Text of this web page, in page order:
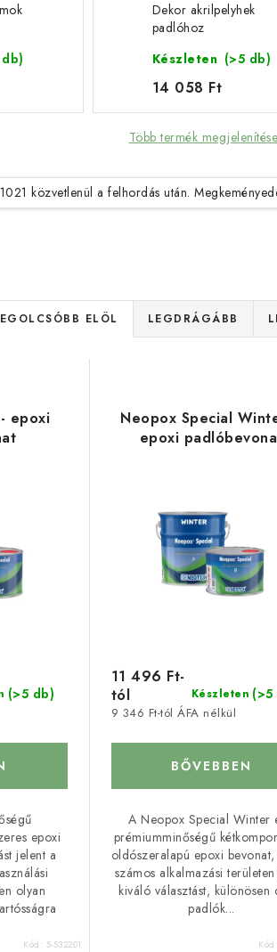
Dekor akrilpelyhek
padlóhoz
Készleten (>5 db)
14 058 Ft
Több termék megjelenítése
közvetlenül a felhordás után.
ELÖL LEGDRÁGÁBB
epoxi
(>5 db)
epoxi
jelent a
olyan
Kód: 5-532201
Neopox Special
epoxi
Készleten (>5
9 346 Ft-tól ÁFA nélkül
11 496 Ft-
tól
BŐVEBBEN
A Neopox Special Winter
prémiumminőségű
oldószeralapú epoxi
számos alkalmazási
kiváló választást, különösen
padlók...
Kód: